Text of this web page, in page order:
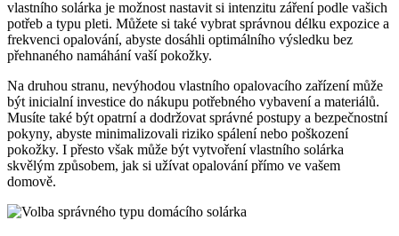
vlastního solárka je možnost nastavit si intenzitu záření podle vašich
potřeb a typu pleti. Můžete si také vybrat správnou délku expozice a
frekvenci opalování, abyste dosáhli optimálního výsledku bez
přehnaného namáhání vaší pokožky.
Na druhou stranu, nevýhodou vlastního opalovacího zařízení může
být inicialní investice do nákupu potřebného vybavení a materiálů.
Musíte také být opatrní a dodržovat správné postupy a bezpečnostní
pokyny, abyste minimalizovali riziko spálení nebo poškození
pokožky. I přesto však může být vytvoření vlastního solárka
skvělým způsobem, jak si užívat opalování přímo ve vašem
domově.